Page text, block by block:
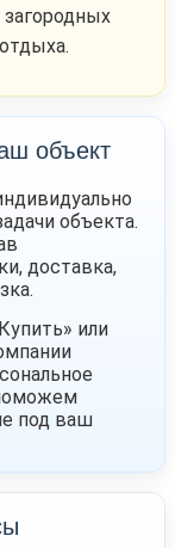
объект
объекта.
доставка,
или
под ваш